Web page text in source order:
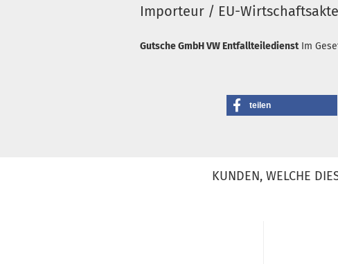
Importeur / EU-
Gutsche GmbH VW Entfallteiledienst Im
teilen
KUNDEN, WELCHE